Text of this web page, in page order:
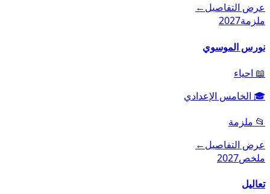
عرض التفاصيل←
ملزمة2027
نورس الموسوي
📖 احياء
🎓 الخامس الإعدادي
📂 ملزمة
عرض التفاصيل←
ملخص2027
تعاليل